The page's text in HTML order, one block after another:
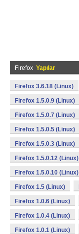
Firefox Yapılar
Firefox 3.6.18 (Linux)
Firefox 1.5.0.9 (Linux)
Firefox 1.5.0.7 (Linux)
Firefox 1.5.0.5 (Linux)
Firefox 1.5.0.3 (Linux)
Firefox 1.5.0.12 (Linux)
Firefox 1.5.0.10 (Linux)
Firefox 1.5 (Linux)
Firefox 1.0.6 (Linux)
Firefox 1.0.4 (Linux)
Firefox 1.0.1 (Linux)